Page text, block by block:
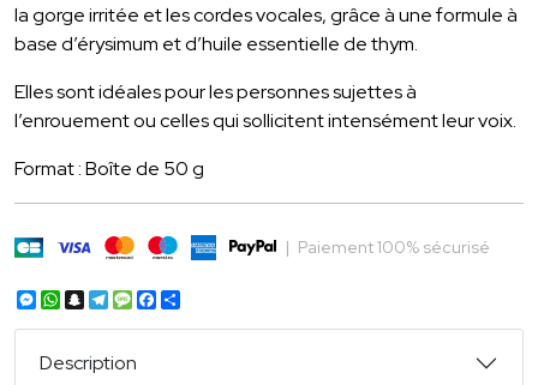
la gorge irritée et les cordes vocales, grâce à une formule à
base d’érysimum et d’huile essentielle de thym.
Elles sont idéales pour les personnes sujettes à
l’enrouement ou celles qui sollicitent intensément leur voix.
Format : Boîte de 50 g
| Paiement 100% sécurisé
Messenger
WhatsApp
Snapchat
Telegram
Message
Facebook
Description